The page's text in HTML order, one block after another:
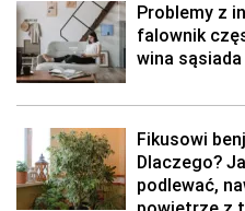
Problemy z
falownik
wina
Fikusowi
Dlaczego?
podlewać,